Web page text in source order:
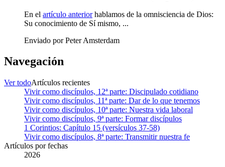
En el artículo anteriorhablamos de la omnisciencia de Dios:
Su conocimiento de Sí mismo, ...
Enviado por Peter Amsterdam
Navegación
Ver todoArtículos recientes
Vivir como discípulos, 12ª parte: Discipulado cotidiano
Vivir como discípulos, 11ª parte: Dar de lo que tenemos
Vivir como discípulos, 10ª parte: Nuestra vida laboral
Vivir como discípulos, 9ª parte: Formar discípulos
1 Corintios: Capítulo 15 (versículos 37-58)
Vivir como discípulos, 8ª parte: Transmitir nuestra fe
Artículos por fechas
2026